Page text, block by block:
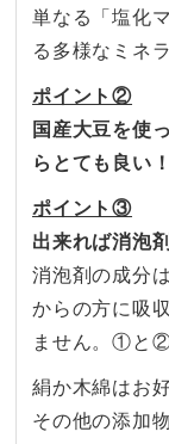
単なる「塩化
る多様なミネ
ポイント②
国産大豆を使
らとても良い！
ポイント③
出来れば消泡
消泡剤の成分
からの方に吸
ません。①と
絹か木綿はお
その他の添加